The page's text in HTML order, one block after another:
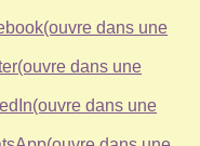
dans une
dans une
dans une